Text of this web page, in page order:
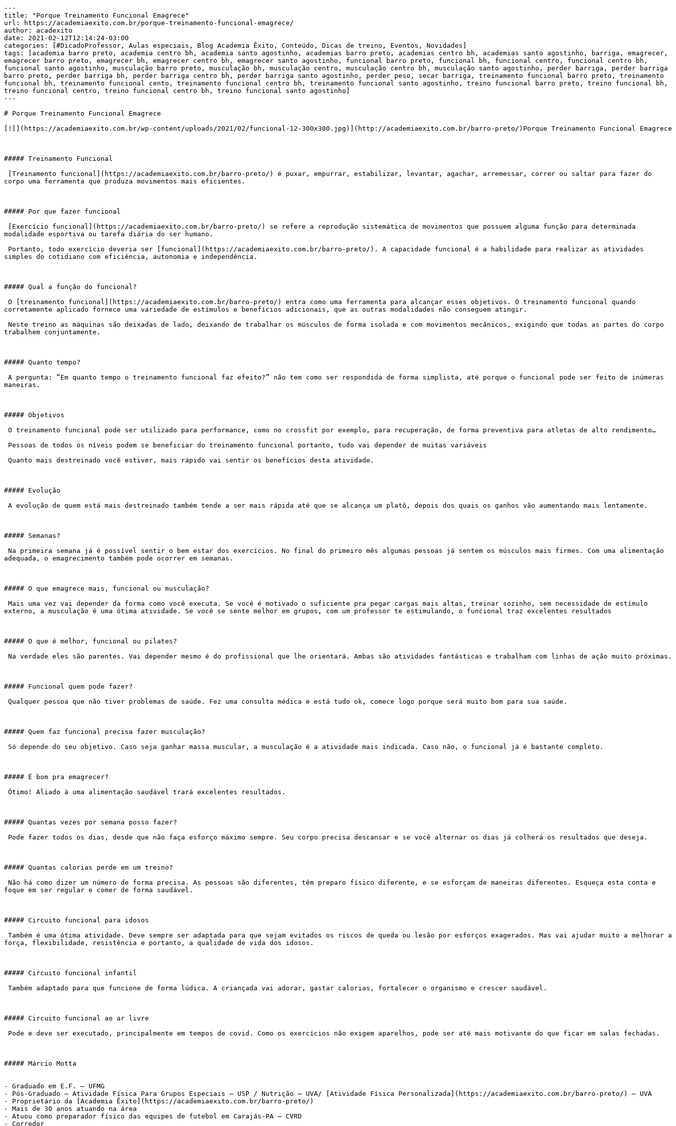
---
title: "Porque Treinamento Funcional Emagrece"
url: https://academiaexito.com.br/porque-treinamento-funcional-emagrece/
author: acadexito
date: 2021-02-12T12:14:24-03:00
categories: [#DicadoProfessor, Aulas especiais, Blog Academia Êxito, Conteúdo, Dicas de treino, Eventos, Novidades]
tags: [academia barro preto, academia centro bh, academia santo agostinho, academias barro preto, academias centro bh, academias santo agostinho, barriga, emagrecer,
emagrecer barro preto, emagrecer bh, emagrecer centro bh, emagrecer santo agostinho, funcional barro preto, funcional bh, funcional centro, funcional centro bh,
funcional santo agostinho, musculação barro preto, musculação bh, musculação centro, musculação centro bh, musculação santo agostinho, perder barriga, perder barriga
barro preto, perder barriga bh, perder barriga centro bh, perder barriga santo agostinho, perder peso, secar barriga, treinamento funcional barro preto, treinamento
funcional bh, treinamento funcional cento, treinamento funcional centro bh, treinamento funcional santo agostinho, treino funcional barro preto, treino funcional bh,
treino funcional centro, treino funcional centro bh, treino funcional santo agostinho]
---
# Porque Treinamento Funcional Emagrece
[![](https://academiaexito.com.br/wp-content/uploads/2021/02/funcional-12-300x300.jpg)](http://academiaexito.com.br/barro-preto/)Porque Treinamento Funcional Emagrece
##### Treinamento Funcional
corpo uma ferramenta que produza movimentos mais eficientes.
##### Por que fazer funcional
modalidade esportiva ou tarefa diária do ser humano.
simples do cotidiano com eficiência, autonomia e independência.
##### Qual a função do funcional?
corretamente aplicado fornece uma variedade de estímulos e benefícios adicionais, que as outras modalidades não conseguem atingir.
trabalhem conjuntamente.
##### Quanto tempo?
maneiras.
##### Objetivos
##### Evolução
##### Semanas?
adequada, o emagrecimento também pode ocorrer em semanas.
##### O que emagrece mais, funcional ou musculação?
externo, a musculação é uma ótima atividade. Se você se sente melhor em grupos, com um professor te estimulando, o funcional traz excelentes resultados
##### O que é melhor, funcional ou pilates?
##### Funcional quem pode fazer?
##### Quem faz funcional precisa fazer musculação?
##### É bom pra emagrecer?
##### Quantas vezes por semana posso fazer?
##### Quantas calorias perde em um treino?
foque em ser regular e comer de forma saudável.
##### Circuito funcional para idosos
força, flexibilidade, resistência e portanto, a qualidade de vida dos idosos.
##### Circuito funcional infantil
##### Circuito funcional ao ar livre
##### Márcio Motta
- Graduado em E.F. – UFMG
- Pós-Graduado – Atividade Física Para Grupos Especiais – USP / Nutrição – UVA/ [Atividade Física Personalizada](https://academiaexito.com.br/barro-preto/) – UVA
- Proprietário da [Academia Êxito](https://academiaexito.com.br/barro-preto/)
- Mais de 30 anos atuando na área
- Atuou como preparador físico das equipes de futebol em Carajás-PA – CVRD
- Corredor